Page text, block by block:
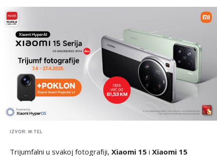
IZVOR: M:TEL
Trijumfalni u svakoj fotografiji, Xiaomi 15 i Xiaomi 15